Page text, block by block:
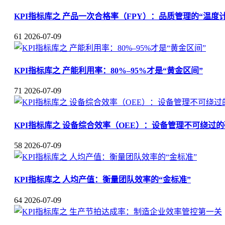
KPI指标库之 产品一次合格率（FPY）：品质管理的“温度
61 2026-07-09
KPI指标库之 产能利用率：80%–95%才是“黄金区间”
71 2026-07-09
KPI指标库之 设备综合效率（OEE）：设备管理不可绕过
58 2026-07-09
KPI指标库之 人均产值：衡量团队效率的“金标准”
64 2026-07-09